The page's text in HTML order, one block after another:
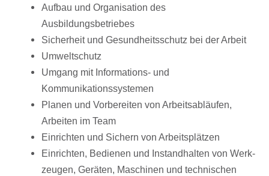
Aufbau und Orga­ni­sa­tion des
Ausbildungsbetriebes
Sicher­heit und Gesund­heits­schutz bei der Arbeit
Umwelt­schutz
Umgang mit Infor­ma­ti­ons- und
Kommunikationssystemen
Planen und Vorbe­rei­ten von Arbeits­ab­läu­fen,
Arbei­ten im Team
Einrich­ten und Sichern von Arbeitsplätzen
Einrich­ten, Bedie­nen und Instand­hal­ten von Werk­
zeu­gen, Gerä­ten, Maschi­nen und tech­ni­schen